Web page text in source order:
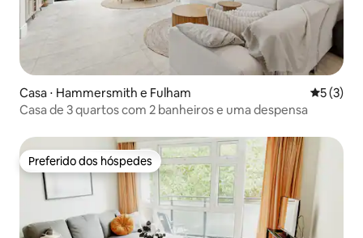
Casa ⋅ Hammersmith e Fulham 5 de
5 (3)
Casa de 3 quartos com 2 banheiros e uma despensa
Preferido dos hóspedes
Preferido dos hóspedes